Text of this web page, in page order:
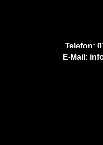
Telefon:
E-Mail: